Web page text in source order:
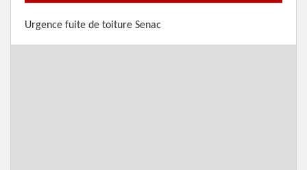
Urgence fuite de toiture Senac